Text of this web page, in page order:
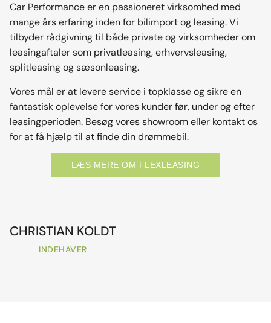
Car Performance er en passioneret virksomhed med
mange års erfaring inden for bilimport og leasing. Vi
tilbyder rådgivning til både private og virksomheder om
leasingaftaler som privatleasing, erhvervsleasing,
splitleasing og sæsonleasing.
Vores mål er at levere service i topklasse og sikre en
fantastisk oplevelse for vores kunder før, under og efter
leasingperioden. Besøg vores showroom eller kontakt os
for at få hjælp til at finde din drømmebil.
LÆS MERE OM FLEXLEASING
CHRISTIAN KOLDT
INDEHAVER